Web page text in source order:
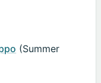
(Summer